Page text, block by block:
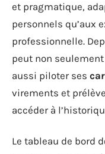
et pragmatique,
personnels qu’aux
professionnelle.
peut non
aussi piloter ses
virements et
accéder à
Le tableau de bord